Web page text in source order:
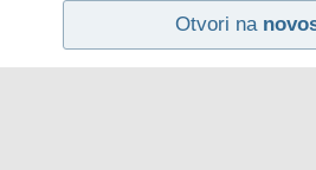
Otvori na